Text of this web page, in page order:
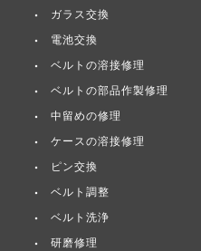
ガラス交換
電池交換
ベルトの溶接修理
ベルトの部品作製修理
中留めの修理
ケースの溶接修理
ピン交換
ベルト調整
ベルト洗浄
研磨修理